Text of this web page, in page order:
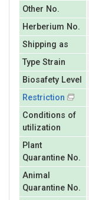
Other No.
Herberium No.
Shipping as
Type Strain
Biosafety Level
Restriction
Conditions of
utilization
Plant
Quarantine No.
Animal
Quarantine No.